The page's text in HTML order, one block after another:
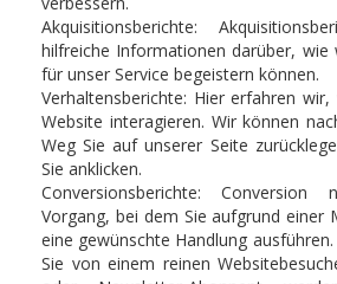
Akquisitionsberichte:
hilfreiche Informationen darüber, wie
für unser Service begeistern können.
Verhaltensberichte: Hier erfahren
Website interagieren. Wir können
Weg Sie auf unserer Seite
Sie anklicken.
Conversionsberichte:
Vorgang, bei dem Sie aufgrund einer
eine gewünschte Handlung
Sie von einem reinen